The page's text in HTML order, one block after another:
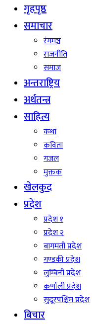
गृहपृष्ठ
समाचार
रंगमञ्च
राजनीति
समाज
अन्तराष्ट्रिय
अर्थतन्त्र
साहित्य
कथा
कविता
गजल
मुक्तक
खेलकुद
प्रदेश
प्रदेश १
प्रदेश २
बागमती प्रदेश
गण्डकी प्रदेश
लुम्बिनी प्रदेश
कर्णाली प्रदेश
सुदूरपश्चिम प्रदेश
बिचार